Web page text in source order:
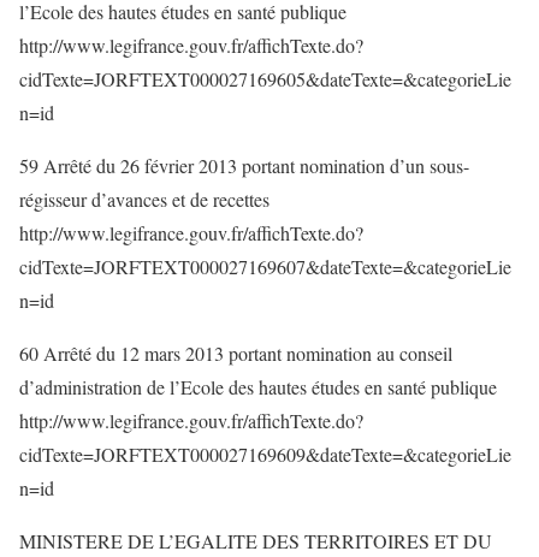
l’Ecole des hautes études en santé publique
http://www.legifrance.gouv.fr/affichTexte.do?
cidTexte=JORFTEXT000027169605&dateTexte=&categorieLie
n=id
59 Arrêté du 26 février 2013 portant nomination d’un sous-
régisseur d’avances et de recettes
http://www.legifrance.gouv.fr/affichTexte.do?
cidTexte=JORFTEXT000027169607&dateTexte=&categorieLie
n=id
60 Arrêté du 12 mars 2013 portant nomination au conseil
d’administration de l’Ecole des hautes études en santé publique
http://www.legifrance.gouv.fr/affichTexte.do?
cidTexte=JORFTEXT000027169609&dateTexte=&categorieLie
n=id
MINISTERE DE L’EGALITE DES TERRITOIRES ET DU